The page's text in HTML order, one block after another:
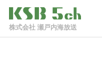
株式会社 瀬戸内海放送